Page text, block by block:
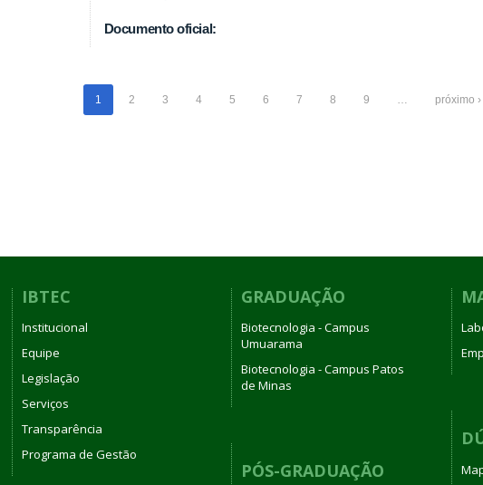
Documento oficial:
1 2 3 4 5 6 7 8 9 … próximo ›
IBTEC
Institucional
Equipe
Legislação
Serviços
Transparência
Programa de Gestão
GRADUAÇÃO
Biotecnologia - Campus
Umuarama
Biotecnologia - Campus Patos
de Minas
PÓS-GRADUAÇÃO